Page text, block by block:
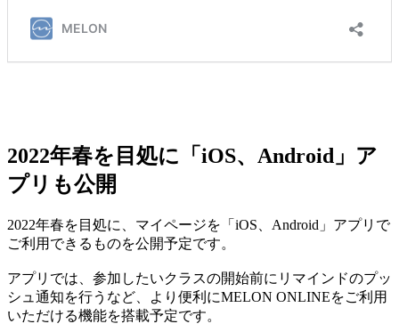
2022年春を目処に「iOS、Android」ア
プリも公開
2022年春を目処に、マイページを「iOS、Android」アプリで
ご利用できるものを公開予定です。
アプリでは、参加したいクラスの開始前にリマインドのプッ
シュ通知を行うなど、より便利にMELON ONLINEをご利用
いただける機能を搭載予定です。